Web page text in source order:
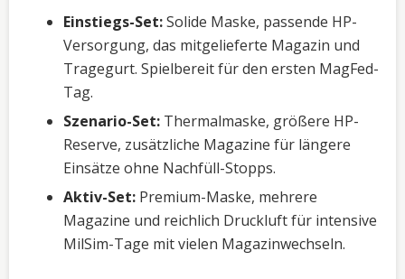
Einstiegs-Set:Solide Maske, passende HP-
Versorgung, das mitgelieferte Magazin und
Tragegurt. Spielbereit für den ersten MagFed-
Tag.
Szenario-Set: Thermalmaske, größere HP-
Reserve, zusätzliche Magazine für längere
Einsätze ohne Nachfüll-Stopps.
Aktiv-Set: Premium-Maske, mehrere
Magazine und reichlich Druckluft für intensive
MilSim-Tage mit vielen Magazinwechseln.